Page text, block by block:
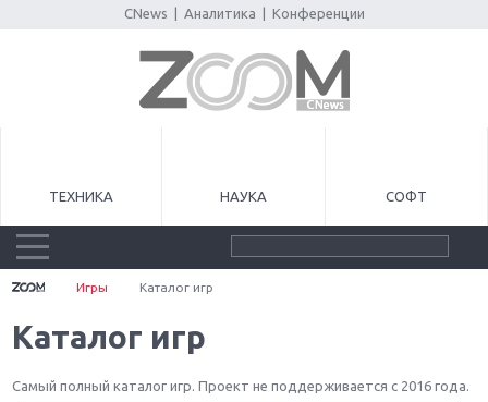
CNews Аналитика Конференции
ТЕХНИКА НАУКА СОФТ
Игры Каталог игр
Каталог игр
Самый полный каталог игр. Проект не поддерживается с 2016 года.